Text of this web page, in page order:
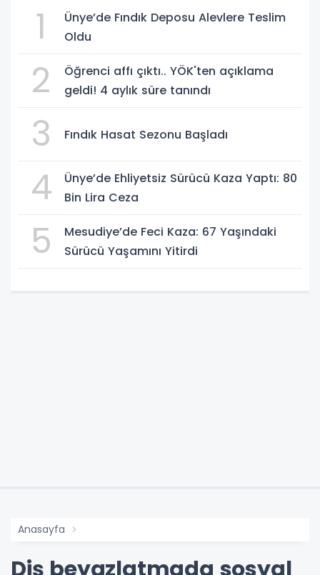
1
Ünye’de Fındık Deposu Alevlere Teslim
Oldu
2
Öğrenci affı çıktı.. YÖK'ten açıklama
geldi! 4 aylık süre tanındı
3 Fındık Hasat Sezonu Başladı
4
Ünye’de Ehliyetsiz Sürücü Kaza Yaptı: 80
Bin Lira Ceza
5
Mesudiye’de Feci Kaza: 67 Yaşındaki
Sürücü Yaşamını Yitirdi
Anasayfa